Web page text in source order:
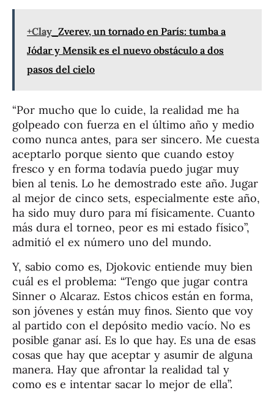
+Clay Zverev, un tornado en París: tumba a
Jódar y Mensik es el nuevo obstáculo a dos
pasos del cielo
“Por mucho que lo cuide, la realidad me ha
golpeado con fuerza en el último año y medio
como nunca antes, para ser sincero. Me cuesta
aceptarlo porque siento que cuando estoy
fresco y en forma todavía puedo jugar muy
bien al tenis. Lo he demostrado este año. Jugar
al mejor de cinco sets, especialmente este año,
ha sido muy duro para mí físicamente. Cuanto
más dura el torneo, peor es mi estado físico”,
admitió el ex número uno del mundo.
Y, sabio como es, Djokovic entiende muy bien
cuál es el problema: “Tengo que jugar contra
Sinner o Alcaraz. Estos chicos están en forma,
son jóvenes y están muy finos. Siento que voy
al partido con el depósito medio vacío. No es
posible ganar así. Es lo que hay. Es una de esas
cosas que hay que aceptar y asumir de alguna
manera. Hay que afrontar la realidad tal y
como es e intentar sacar lo mejor de ella”.